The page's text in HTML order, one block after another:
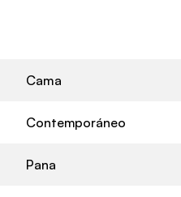
Cama
Contemporáneo
Pana